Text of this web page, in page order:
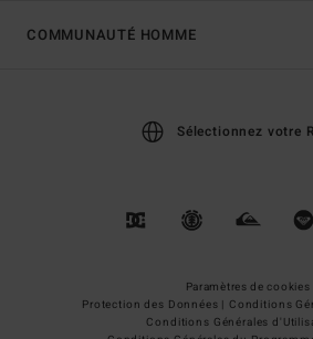
COMMUNAUTÉ HOMME
Sélectionnez votre
Paramètres de cookies
Protection des Données | Conditions
Conditions Générales